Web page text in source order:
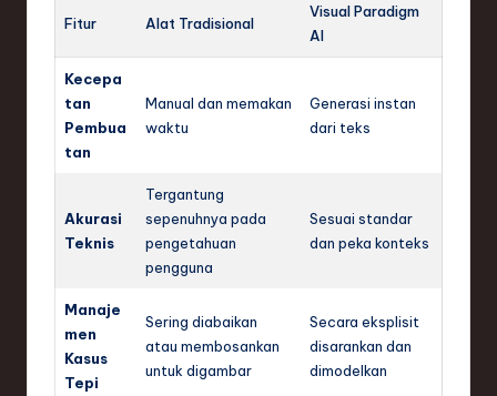
Fitur Alat Tradisional
Visual Paradigm
AI
Kecepa
tan
Pembua
tan
Manual dan memakan
waktu
Generasi instan
dari teks
Akurasi
Teknis
Tergantung
sepenuhnya pada
pengetahuan
pengguna
Sesuai standar
dan peka konteks
Manaje
men
Kasus
Tepi
Sering diabaikan
atau membosankan
untuk digambar
Secara eksplisit
disarankan dan
dimodelkan